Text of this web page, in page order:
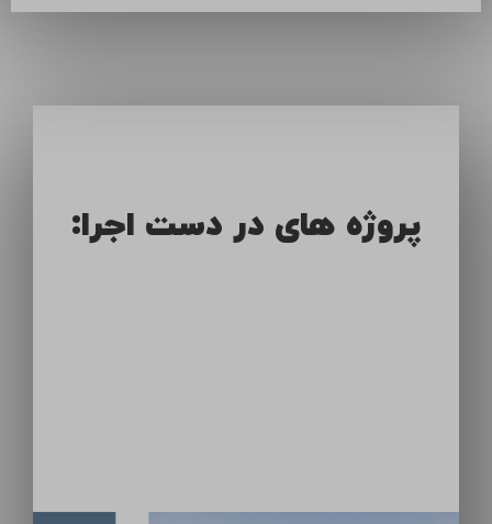
پروژه های در دست اجرا: